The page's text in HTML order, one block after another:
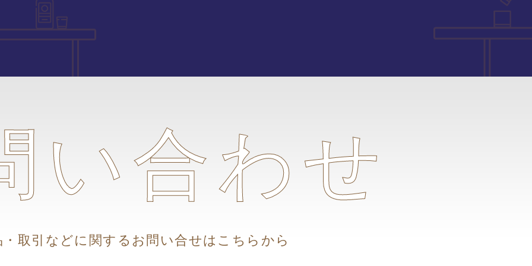
い合わせ
・取引などに関するお問い合せはこちらから